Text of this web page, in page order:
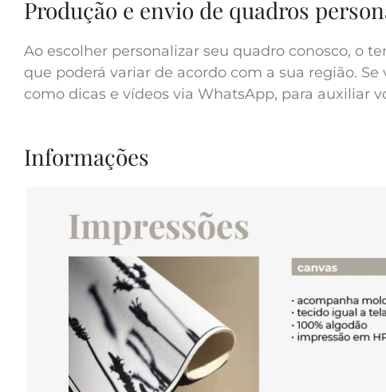
Produção e envio de quadros
Ao escolher personalizar seu quadro conosco, o
que poderá variar de acordo com a sua região.
como dicas e vídeos via WhatsApp, para auxiliar
Informações